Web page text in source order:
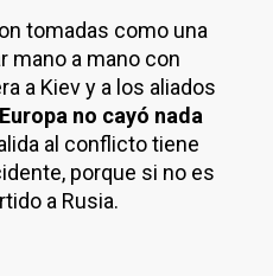
tomadas como una
mano a mano con
a Kiev y a los aliados
no cayó nada
al conflicto tiene
porque si no es
a Rusia.